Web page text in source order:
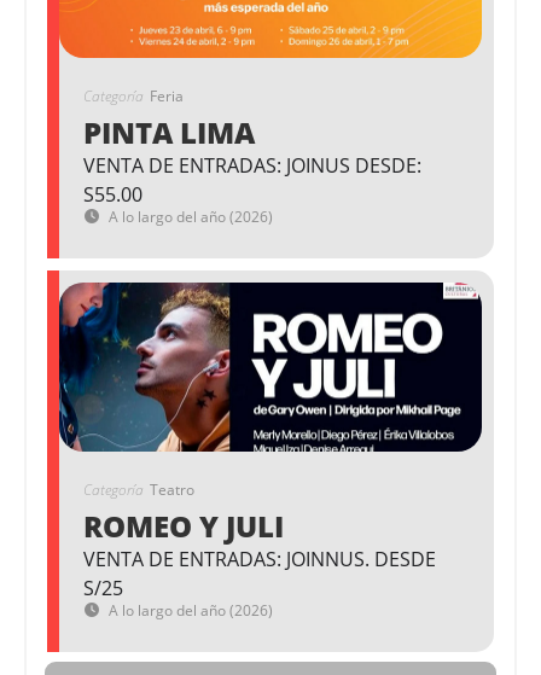
Categoría Feria
PINTA LIMA
VENTA DE ENTRADAS: JOINUS DESDE:
S55.00
A lo largo del año (2026)
Categoría Teatro
ROMEO Y JULI
VENTA DE ENTRADAS: JOINNUS. DESDE
S/25
A lo largo del año (2026)